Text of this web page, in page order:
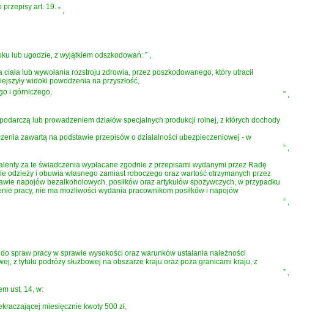
art. 19. ”
lub ugodzie, z wyjątkiem odszkodowań: ” ,
lub wywołania rozstroju zdrowia, przez poszkodowanego, który utracił
widoki powodzenia na przyszłość,
i górniczego, ”
lub prowadzeniem działów specjalnych produkcji rolnej, z których dochody
zawartą na podstawie przepisów o działalności ubezpieczeniowej - w
” ,
za te świadczenia wypłacane zgodnie z przepisami wydanymi przez Radę
i obuwia własnego zamiast roboczego oraz wartość otrzymanych przez
napojów bezalkoholowych, posiłków oraz artykułów spożywczych, w przypadku
pracy, nie ma możliwości wydania pracownikom posiłków i napojów
”
spraw pracy w sprawie wysokości oraz warunków ustalania należności
z tytułu podróży służbowej na obszarze kraju oraz poza granicami kraju, z
” ,
ust. 14, w:
miesięcznie kwoty 500 zł,